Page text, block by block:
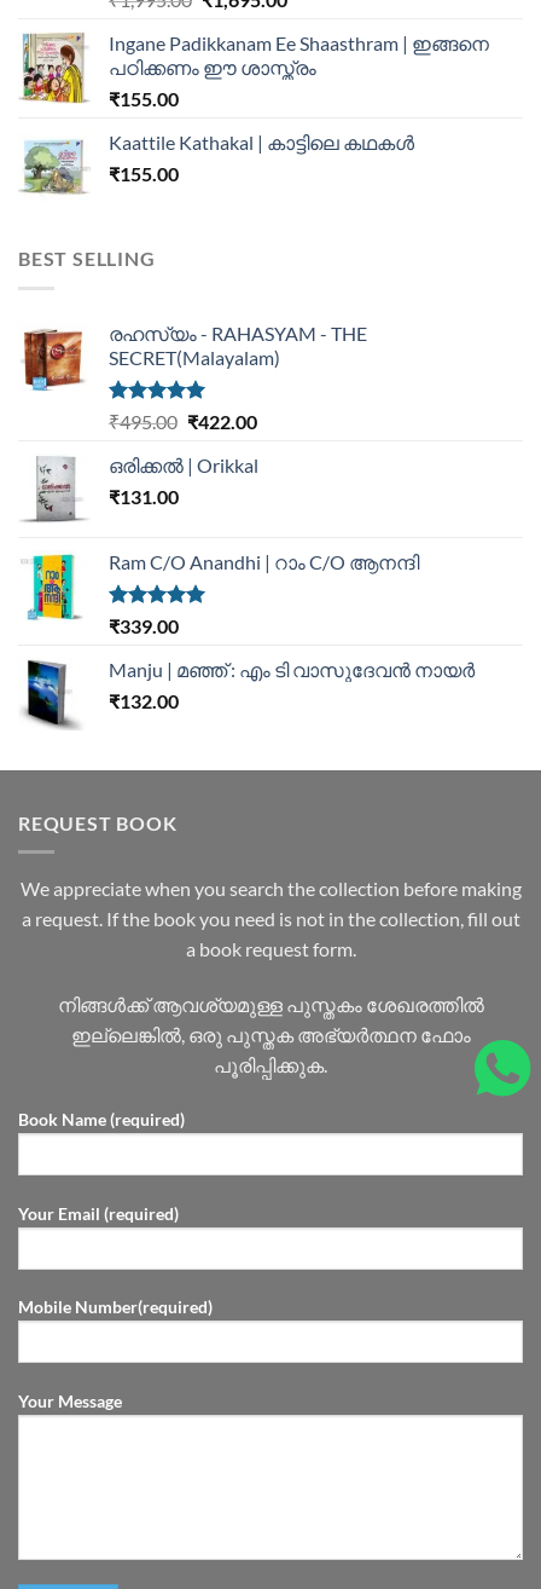
Ingane Padikkanam Ee Shaasthram | ഇങ്ങനെ
പഠിക്കണം ഈ ശാസ്ത്രം
₹155.00
Kaattile Kathakal | കാട്ടിലെ കഥകള്‍
₹155.00
BEST SELLING
രഹസ്യം - RAHASYAM - THE
SECRET(Malayalam)
Rated5.00
₹495.00 ₹422.00
ഒരിക്കൽ | Orikkal
₹131.00
Ram C/O Anandhi | റാം C/O ആനന്ദി
Rated5.00
₹339.00
Manju | മഞ്ഞ് : എം ടി വാസുദേവന്‍ നായര്‍
₹132.00
REQUEST BOOK
We appreciate when you search the collection before making
a request. If the book you need is not in the collection, fill out
a book request form.
നിങ്ങൾക്ക് ആവശ്യമുള്ള പുസ്തകം ശേഖരത്തിൽ
ഇല്ലെങ്കിൽ, ഒരു പുസ്തക അഭ്യർത്ഥന ഫോം
പൂരിപ്പിക്കുക.
Book Name (required)
Your Email (required)
Mobile Number(required)
Your Message